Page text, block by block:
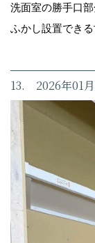
洗面室の勝手口
ふかし設置できる
13. 2026年01